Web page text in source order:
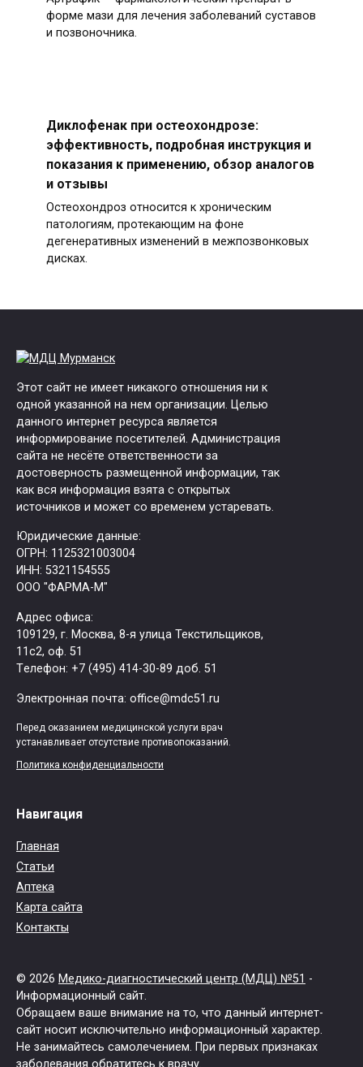
форме мази для лечения заболеваний суставов
и позвоночника.
Диклофенак при остеохондрозе:
эффективность, подробная инструкция и
показания к применению, обзор аналогов
и отзывы
Остеохондроз относится к хроническим
патологиям, протекающим на фоне
дегенеративных изменений в межпозвонковых
дисках.
Этот сайт не имеет никакого отношения ни к
одной указанной на нем организации. Целью
данного интернет ресурса является
информирование посетителей. Администрация
сайта не несёте ответственности за
достоверность размещенной информации, так
как вся информация взята с открытых
источников и может со временем устаревать.
Юридические данные:
ОГРН: 1125321003004
ИНН: 5321154555
ООО "ФАРМА-М"
Адрес офиса:
109129, г. Москва, ​8-я улица Текстильщиков,
11с2, оф. 51
Tелефон: +7 (495) 414-30-89 доб. 51
Электронная почта: office@mdc51.ru
Перед оказанием медицинской услуги врач
устанавливает отсутствие противопоказаний.
Политика конфиденциальности
Навигация
Главная
Статьи
Аптека
Карта сайта
Контакты
© 2026 Медико-диагностический центр (МДЦ) №51 -
Информационный сайт.
Обращаем ваше внимание на то, что данный интернет-
сайт носит исключительно информационный характер.
Не занимайтесь самолечением. При первых признаках
заболевания обратитесь к врачу.